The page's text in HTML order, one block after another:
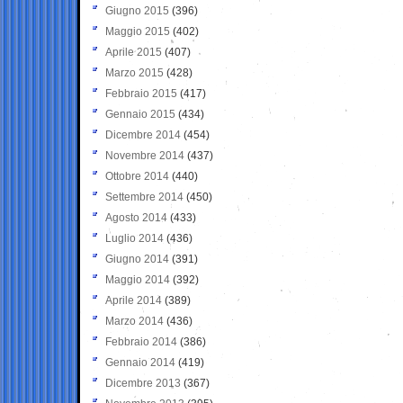
Giugno 2015 (396)
Maggio 2015 (402)
Aprile 2015 (407)
Marzo 2015 (428)
Febbraio 2015 (417)
Gennaio 2015 (434)
Dicembre 2014 (454)
Novembre 2014 (437)
Ottobre 2014 (440)
Settembre 2014 (450)
Agosto 2014 (433)
Luglio 2014 (436)
Giugno 2014 (391)
Maggio 2014 (392)
Aprile 2014 (389)
Marzo 2014 (436)
Febbraio 2014 (386)
Gennaio 2014 (419)
Dicembre 2013 (367)